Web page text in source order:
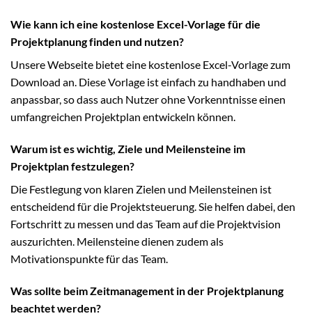
Wie kann ich eine kostenlose Excel-Vorlage für die
Projektplanung finden und nutzen?
Unsere Webseite bietet eine kostenlose Excel-Vorlage zum
Download an. Diese Vorlage ist einfach zu handhaben und
anpassbar, so dass auch Nutzer ohne Vorkenntnisse einen
umfangreichen Projektplan entwickeln können.
Warum ist es wichtig, Ziele und Meilensteine im
Projektplan festzulegen?
Die Festlegung von klaren Zielen und Meilensteinen ist
entscheidend für die Projektsteuerung. Sie helfen dabei, den
Fortschritt zu messen und das Team auf die Projektvision
auszurichten. Meilensteine dienen zudem als
Motivationspunkte für das Team.
Was sollte beim Zeitmanagement in der Projektplanung
beachtet werden?